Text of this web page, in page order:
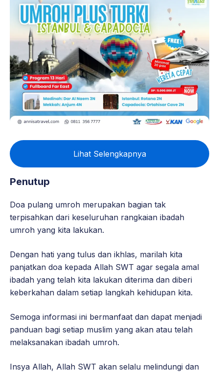
Lihat Selengkapnya
Penutup
Doa pulang umroh merupakan bagian tak
terpisahkan dari keseluruhan rangkaian ibadah
umroh yang kita lakukan.
Dengan hati yang tulus dan ikhlas, marilah kita
panjatkan doa kepada Allah SWT agar segala amal
ibadah yang telah kita lakukan diterima dan diberi
keberkahan dalam setiap langkah kehidupan kita.
Semoga informasi ini bermanfaat dan dapat menjadi
panduan bagi setiap muslim yang akan atau telah
melaksanakan ibadah umroh.
Insya Allah, Allah SWT akan selalu melindungi dan